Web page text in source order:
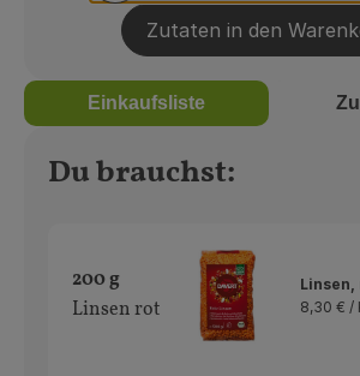
Zutaten in den
Einkaufsliste
Du brauchst:
200 g
Linsen rot
8,30 € /